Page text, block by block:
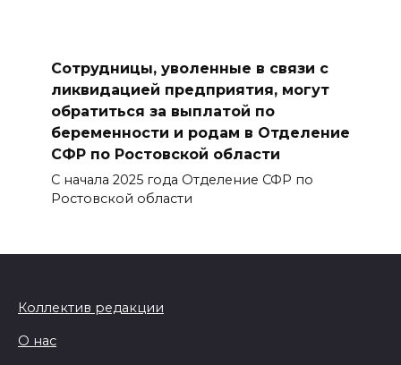
Сотрудницы, уволенные в связи с
ликвидацией предприятия, могут
обратиться за выплатой по
беременности и родам в Отделение
СФР по Ростовской области
С начала 2025 года Отделение СФР по
Ростовской области
Коллектив редакции
О нас